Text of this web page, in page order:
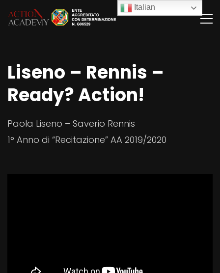
Liseno – Rennis –
Ready? Action!
Paola Liseno – Saverio Rennis
1° Anno di “Recitazione” AA 2019/2020
Italian